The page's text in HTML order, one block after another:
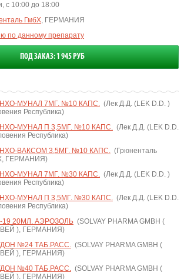
с 10:00 до 18:00
ГмбХ, ГЕРМАНИЯ
по данному препарату
ПОД ЗАКАЗ: 1 945 РУБ
МУНАЛ 7МГ. №10 КАПС.(Лек Д.Д. (LEK D.D. )
Республика)
МУНАЛ П 3,5МГ. №10 КАПС.(Лек Д.Д. (LEK D.D.
Республика)
ВАКСОМ 3,5МГ. №10 КАПС.(Грюненталь
ГЕРМАНИЯ)
МУНАЛ 7МГ. №30 КАПС.(Лек Д.Д. (LEK D.D. )
Республика)
МУНАЛ П 3,5МГ. №30 КАПС.(Лек Д.Д. (LEK D.D.
Республика)
19 20МЛ. АЭРОЗОЛЬ(SOLVAY PHARMA GMBH (
), ГЕРМАНИЯ)
№24 ТАБ.РАСС.(SOLVAY PHARMA GMBH (
), ГЕРМАНИЯ)
№40 ТАБ.РАСС.(SOLVAY PHARMA GMBH (
), ГЕРМАНИЯ)